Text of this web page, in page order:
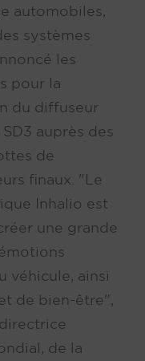
automobiles,
systèmes
les
pour la
du diffuseur
auprès des
de
finaux. "Le
Inhalio est
une grande
véhicule, ainsi
de bien-être",
de la